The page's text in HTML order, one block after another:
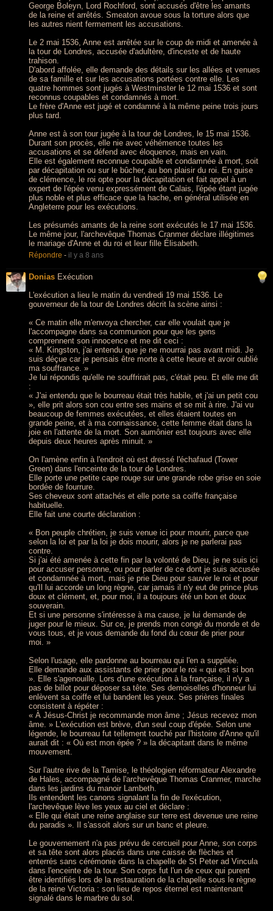
George Boleyn, Lord Rochford, sont accusés d'être les amants
de la reine et arrêtés. Smeaton avoue sous la torture alors que
les autres nient fermement les accusations.
Le 2 mai 1536, Anne est arrêtée sur le coup de midi et amenée à
la tour de Londres, accusée d'adultère, d'inceste et de haute
trahison.
D'abord affolée, elle demande des détails sur les allées et venues
de sa famille et sur les accusations portées contre elle. Les
quatre hommes sont jugés à Westminster le 12 mai 1536 et sont
reconnus coupables et condamnés à mort.
Le frère d'Anne est jugé et condamné à la même peine trois jours
plus tard.
Anne est à son tour jugée à la tour de Londres, le 15 mai 1536.
Durant son procès, elle nie avec véhémence toutes les
accusations et se défend avec éloquence, mais en vain.
Elle est également reconnue coupable et condamnée à mort, soit
par décapitation ou sur le bûcher, au bon plaisir du roi. En guise
de clémence, le roi opte pour la décapitation et fait appel à un
expert de l'épée venu expressément de Calais, l'épée étant jugée
plus noble et plus efficace que la hache, en général utilisée en
Angleterre pour les exécutions.
Les présumés amants de la reine sont exécutés le 17 mai 1536.
Le même jour, l'archevêque Thomas Cranmer déclare illégitimes
le mariage d'Anne et du roi et leur fille Élisabeth.
Répondre - il y a 8 ans
Donias Exécution
L'exécution a lieu le matin du vendredi 19 mai 1536. Le
gouverneur de la tour de Londres décrit la scène ainsi :
« Ce matin elle m'envoya chercher, car elle voulait que je
l'accompagne dans sa communion pour que les gens
comprennent son innocence et me dit ceci :
« M. Kingston, j'ai entendu que je ne mourrai pas avant midi. Je
suis déçue car je pensais être morte à cette heure et avoir oublié
ma souffrance. »
Je lui répondis qu'elle ne souffrirait pas, c'était peu. Et elle me dit
:
« J'ai entendu que le bourreau était très habile, et j'ai un petit cou
», elle prit alors son cou entre ses mains et se mit à rire. J'ai vu
beaucoup de femmes exécutées, et elles étaient toutes en
grande peine, et à ma connaissance, cette femme était dans la
joie en l'attente de la mort. Son aumônier est toujours avec elle
depuis deux heures après minuit. »
On l'amène enfin à l'endroit où est dressé l'échafaud (Tower
Green) dans l'enceinte de la tour de Londres.
Elle porte une petite cape rouge sur une grande robe grise en soie
bordée de fourrure.
Ses cheveux sont attachés et elle porte sa coiffe française
habituelle.
Elle fait une courte déclaration :
« Bon peuple chrétien, je suis venue ici pour mourir, parce que
selon la loi et par la loi je dois mourir, alors je ne parlerai pas
contre.
Si j'ai été amenée à cette fin par la volonté de Dieu, je ne suis ici
pour accuser personne, ou pour parler de ce dont je suis accusée
et condamnée à mort, mais je prie Dieu pour sauver le roi et pour
qu'Il lui accorde un long règne, car jamais il n'y eut de prince plus
doux et clément, et, pour moi, il a toujours été un bon et doux
souverain.
Et si une personne s'intéresse à ma cause, je lui demande de
juger pour le mieux. Sur ce, je prends mon congé du monde et de
vous tous, et je vous demande du fond du cœur de prier pour
moi. »
Selon l'usage, elle pardonne au bourreau qui l'en a suppliée.
Elle demande aux assistants de prier pour le roi « qui est si bon
». Elle s'agenouille. Lors d'une exécution à la française, il n'y a
pas de billot pour déposer sa tête. Ses demoiselles d'honneur lui
enlèvent sa coiffe et lui bandent les yeux. Ses prières finales
consistent à répéter :
« À Jésus-Christ je recommande mon âme ; Jésus recevez mon
âme. » L'exécution est brève, d'un seul coup d'épée. Selon une
légende, le bourreau fut tellement touché par l'histoire d'Anne qu'il
aurait dit : « Où est mon épée ? » la décapitant dans le même
mouvement.
Sur l'autre rive de la Tamise, le théologien réformateur Alexandre
de Hales, accompagné de l'archevêque Thomas Cranmer, marche
dans les jardins du manoir Lambeth.
Ils entendent les canons signalant la fin de l'exécution,
l'archevêque lève les yeux au ciel et déclare :
« Elle qui était une reine anglaise sur terre est devenue une reine
du paradis ». Il s'assoit alors sur un banc et pleure.
Le gouvernement n'a pas prévu de cercueil pour Anne, son corps
et sa tête sont alors placés dans une caisse de flèches et
enterrés sans cérémonie dans la chapelle de St Peter ad Vincula
dans l'enceinte de la tour. Son corps fut l'un de ceux qui purent
être identifiés lors de la restauration de la chapelle sous le règne
de la reine Victoria : son lieu de repos éternel est maintenant
signalé dans le marbre du sol.